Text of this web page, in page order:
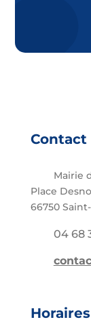
Contact
Mairie
Place
66750
04 68